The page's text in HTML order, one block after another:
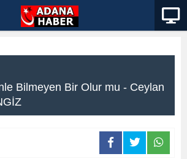
Bilmeyen Bir Olur mu - Ceylan